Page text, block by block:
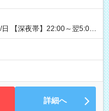
【深夜帯】22:00～翌5:00
翌5:00までは18歳以上の方
止のため） ★深夜で
すので、安心して働けま
詳細へ